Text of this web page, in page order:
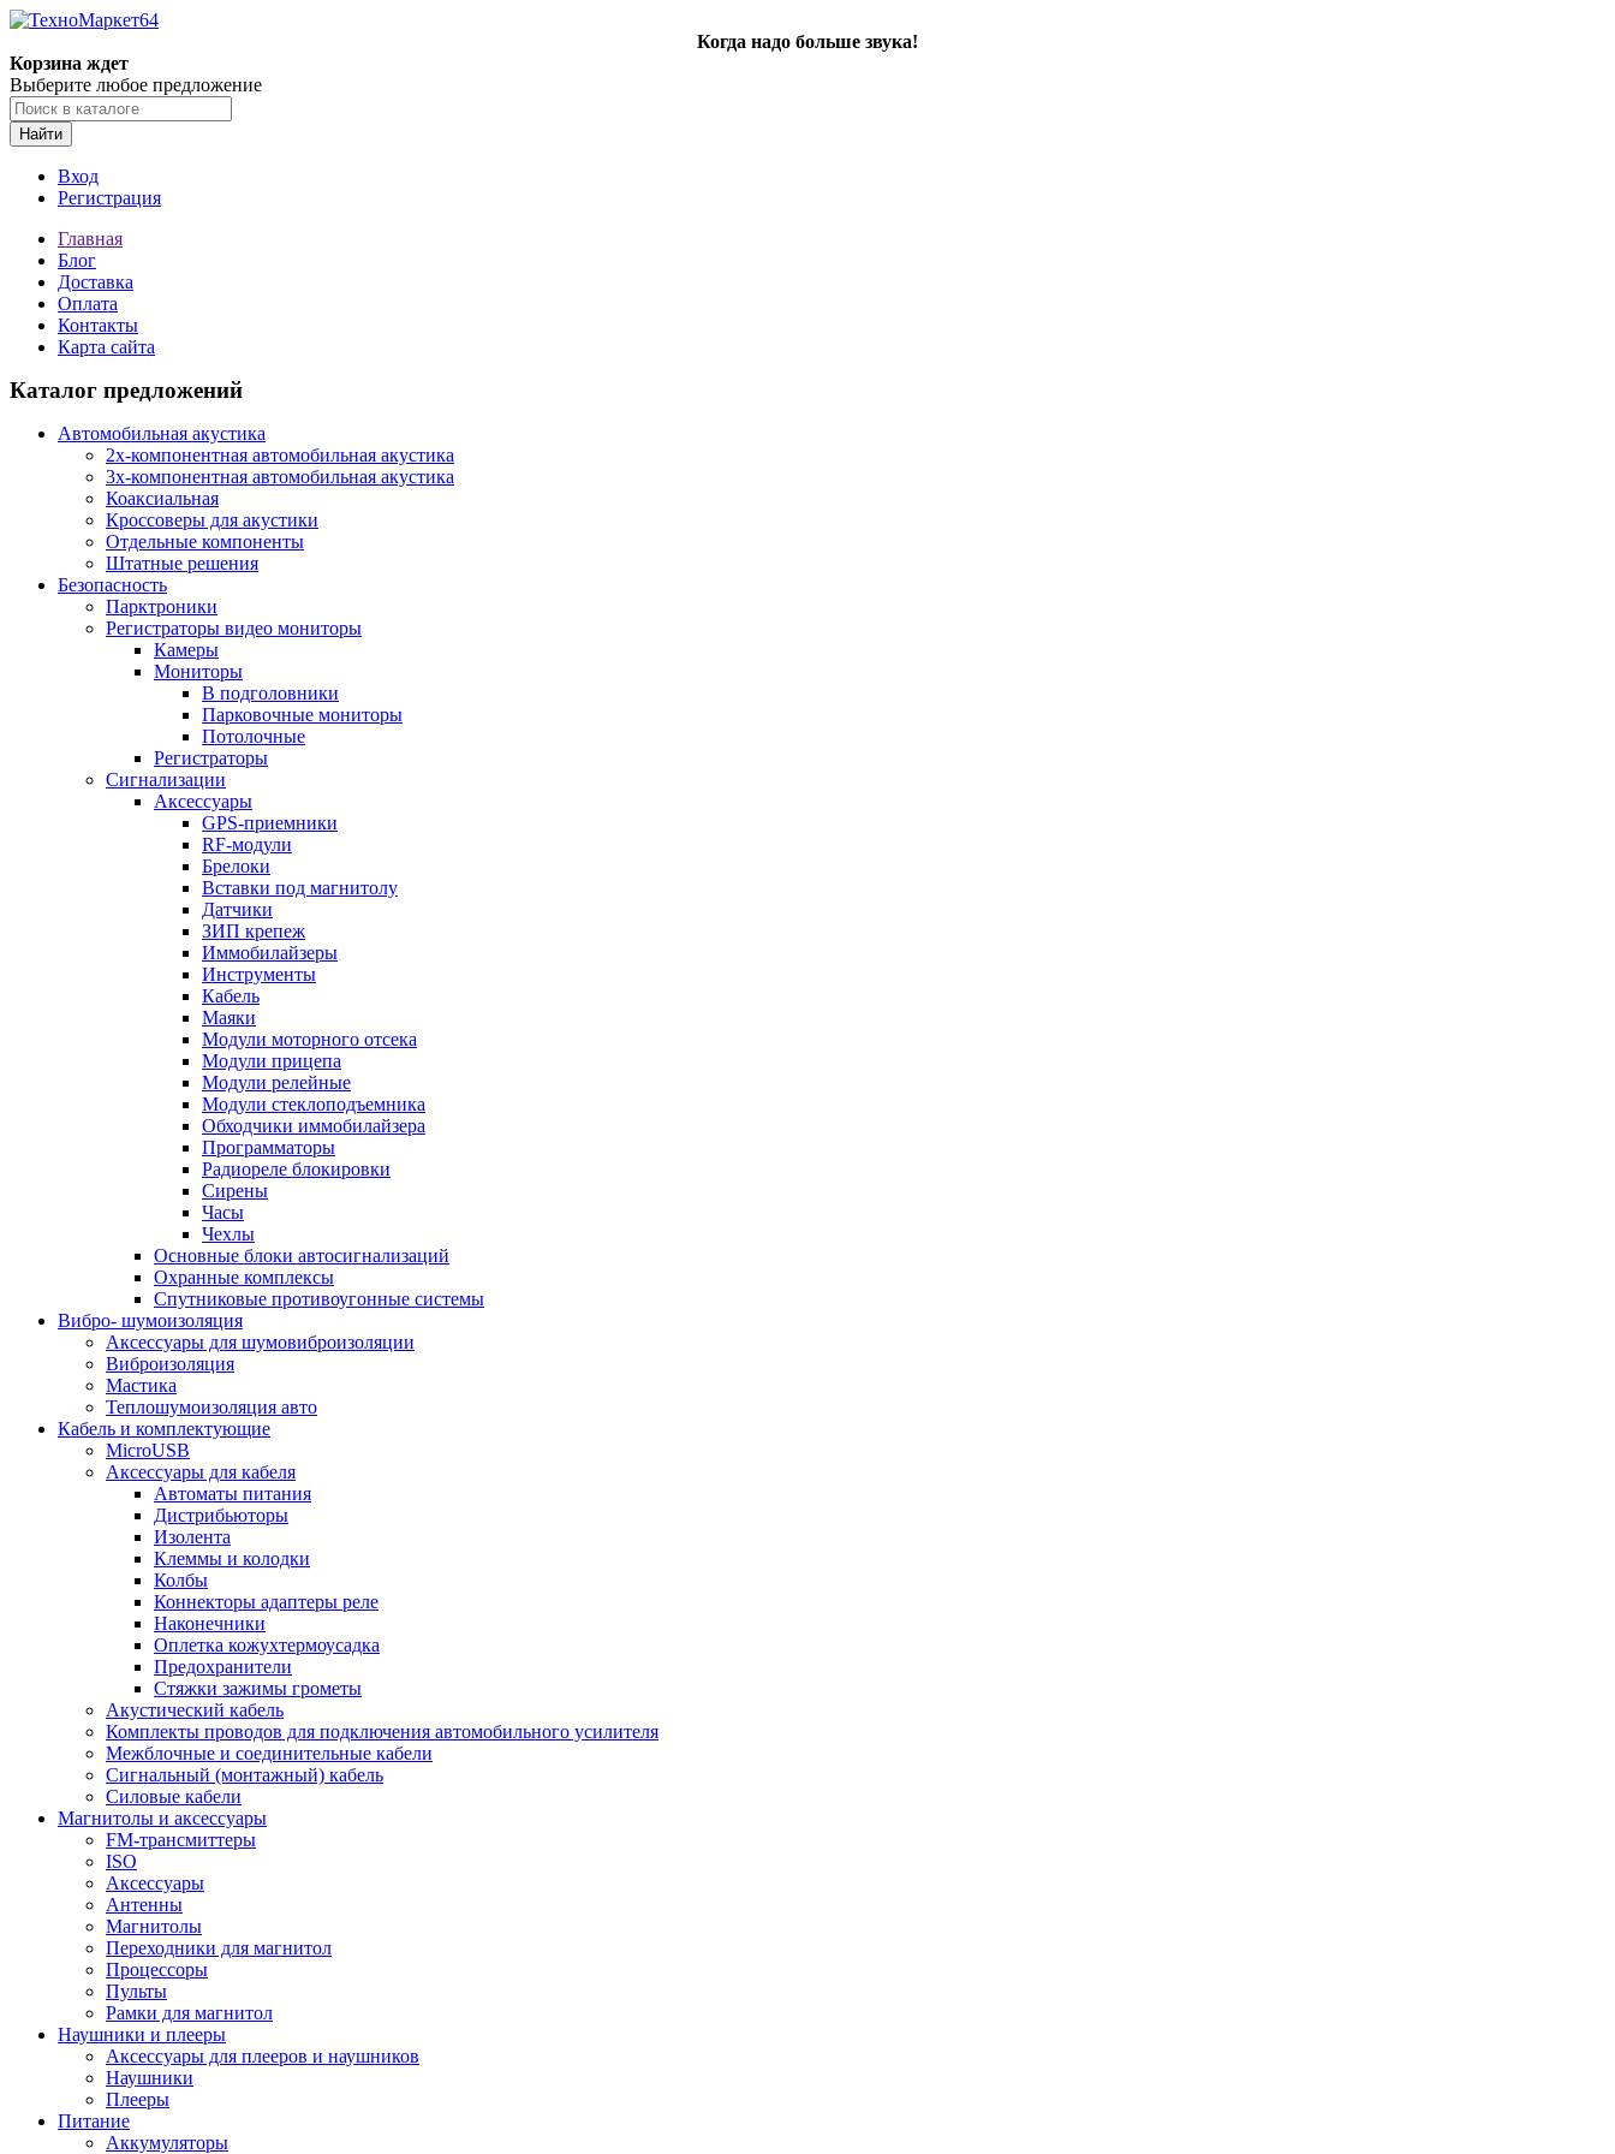
Когда надо больше звука!
Корзина ждет
Выберите любое предложение
Найти
Вход
Регистрация
Главная
Блог
Доставка
Оплата
Контакты
Карта сайта
Каталог предложений
Автомобильная акустика
2х-компонентная автомобильная акустика
3х-компонентная автомобильная акустика
Коаксиальная
Кроссоверы для акустики
Отдельные компоненты
Штатные решения
Безопасность
Парктроники
Регистраторы видео мониторы
Камеры
Мониторы
В подголовники
Парковочные мониторы
Потолочные
Регистраторы
Сигнализации
Аксессуары
GPS-приемники
RF-модули
Брелоки
Вставки под магнитолу
Датчики
ЗИП крепеж
Иммобилайзеры
Инструменты
Кабель
Маяки
Модули моторного отсека
Модули прицепа
Модули релейные
Модули стеклоподъемника
Обходчики иммобилайзера
Программаторы
Радиореле блокировки
Сирены
Часы
Чехлы
Основные блоки автосигнализаций
Охранные комплексы
Спутниковые противоугонные системы
Вибро- шумоизоляция
Аксессуары для шумовиброизоляции
Виброизоляция
Мастика
Теплошумоизоляция авто
Кабель и комплектующие
MicroUSB
Аксессуары для кабеля
Автоматы питания
Дистрибьюторы
Изолента
Клеммы и колодки
Колбы
Коннекторы адаптеры реле
Наконечники
Оплетка кожухтермоусадка
Предохранители
Стяжки зажимы грометы
Акустический кабель
Комплекты проводов для подключения автомобильного усилителя
Межблочные и соединительные кабели
Сигнальный (монтажный) кабель
Силовые кабели
Магнитолы и аксессуары
FM-трансмиттеры
ISO
Аксессуары
Антенны
Магнитолы
Переходники для магнитол
Процессоры
Пульты
Рамки для магнитол
Наушники и плееры
Аксессуары для плееров и наушников
Наушники
Плееры
Питание
Аккумуляторы